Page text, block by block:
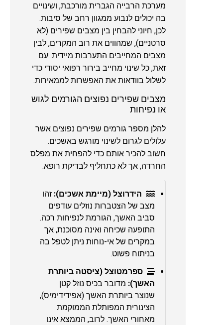
מערכת הרבייה הגברית מורכבת, ושינויים
בה יכולים לנבוע ממגוון רחב של סיבות.
לכן, חיוני להבחין בין מצבים שפירים (לא
סרטניים), שמהווים את רוב המקרים, לבין
מצבים המחייבים התערבות מיידית. עם
זאת, כל שינוי מחייב בירור רפואי יסודי כדי
לשלול בוודאות את האפשרות לממאירות.
מצבים שפירים נפוצים הגורמים לגוש
או נפיחות
להלן מספר גורמים שפירים נפוצים אשר
עלולים לגרום לשינוי מורגש באשכים.
חשוב להכיר אותם כדי להפחית את מפלס
החרדה, אך לא כתחליף לבדיקת רופא.
הידרוצל (מיימת אשכים): זהו
מצב של הצטברות נוזלים עודפים
סביב האשך, הגורמת לנפיחות רכה.
התופעה שכיחה ואינה מסוכנת, אך
במקרים של אי-נוחות ניתן לטפל בה
בניתוח פשוט.
ספרמטוצל (ציסטה ביותרת
האשך): מדובר בכיס נוזל קטן
שנוצר ביותרת האשך (אפידידימיס),
הצינורית המפותלת הממוקמת
מאחורי האשך. לרוב, הממצא אינו